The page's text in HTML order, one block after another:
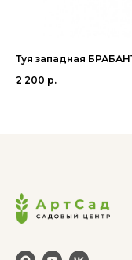
Туя западная
2 200 р.